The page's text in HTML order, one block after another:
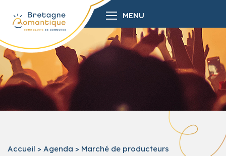
MENU
Accueil > Agenda > Marché de producteurs